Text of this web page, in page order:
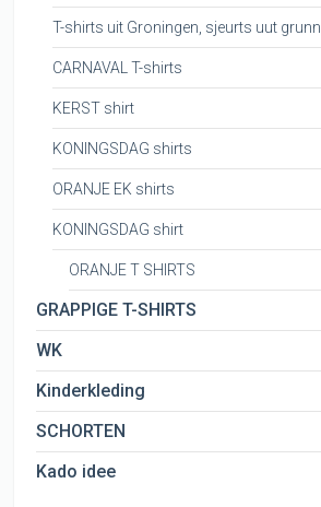
T-shirts uit Groningen, sjeurts uut grunn
CARNAVAL T-shirts
KERST shirt
KONINGSDAG shirts
ORANJE EK shirts
KONINGSDAG shirt
ORANJE T SHIRTS
GRAPPIGE T-SHIRTS
WK
Kinderkleding
SCHORTEN
Kado idee